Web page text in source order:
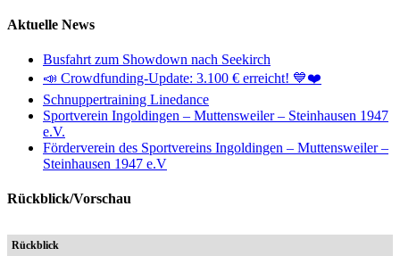
Aktuelle News
Busfahrt zum Showdown nach Seekirch
📣 Crowdfunding-Update: 3.100 € erreicht! 💙❤️
Schnuppertraining Linedance
Sportverein Ingoldingen – Muttensweiler – Steinhausen 1947
e.V.
Förderverein des Sportvereins Ingoldingen – Muttensweiler –
Steinhausen 1947 e.V
Rückblick/Vorschau
Rückblick